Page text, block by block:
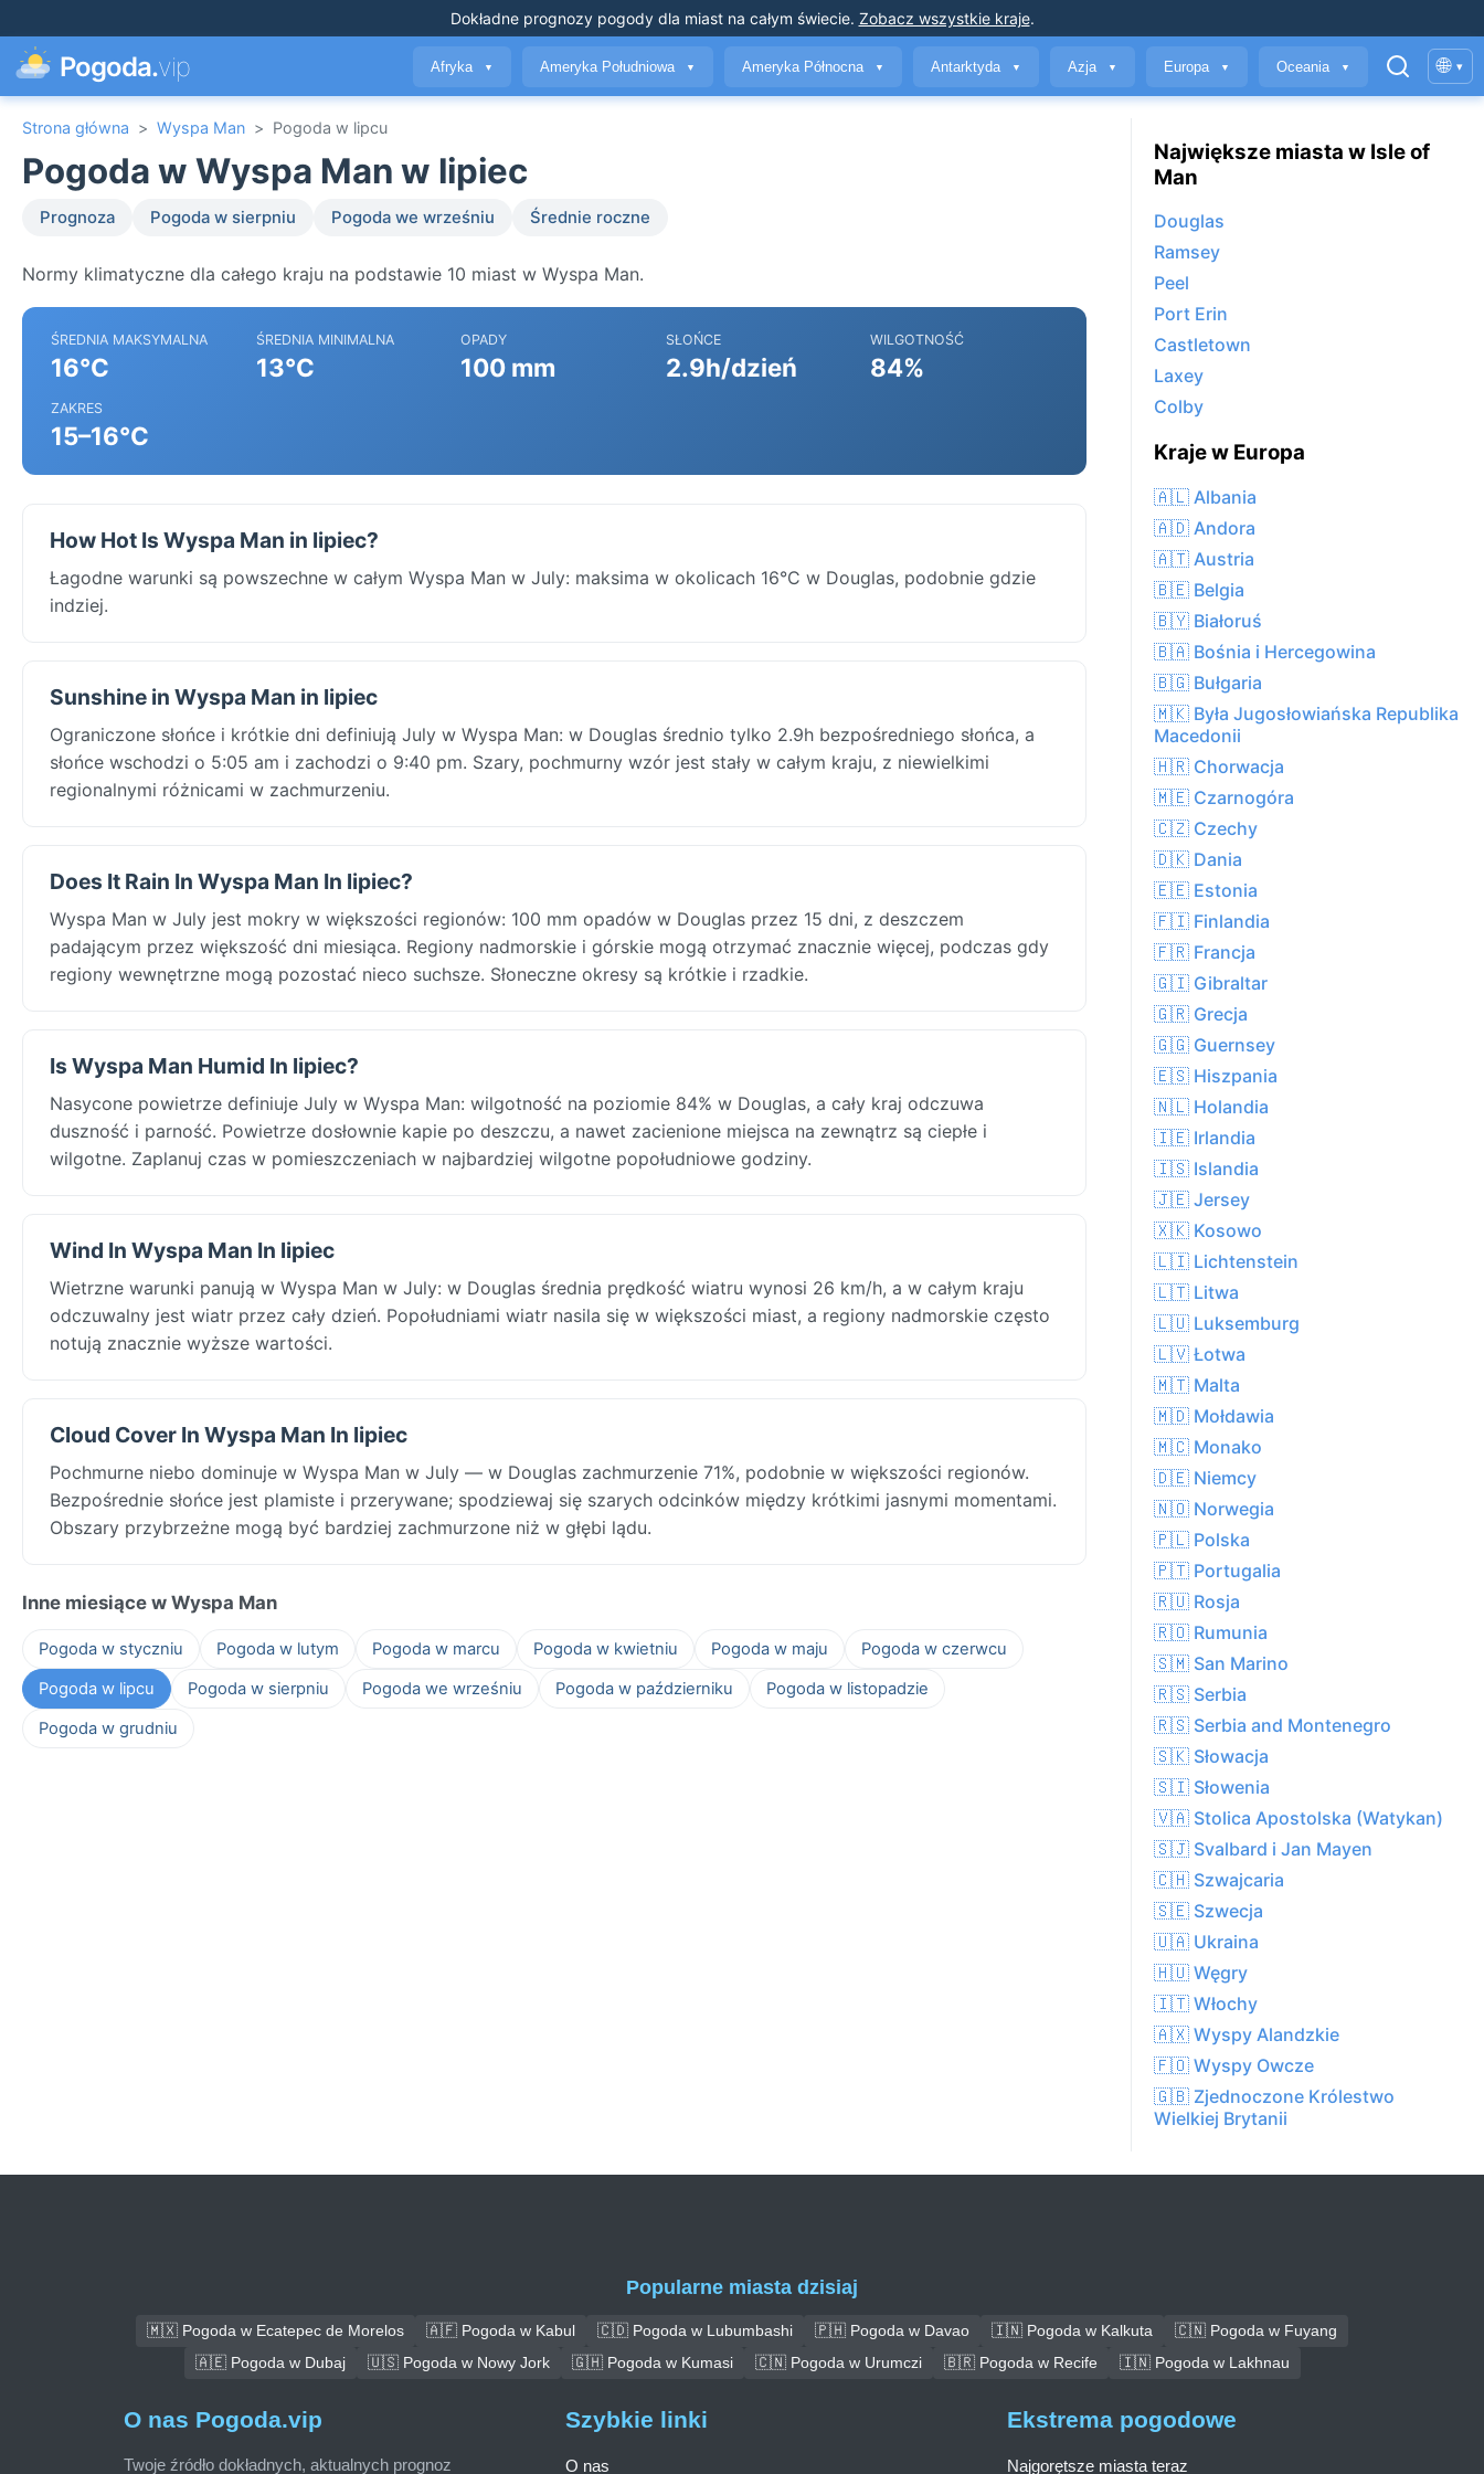
Dokładne prognozy pogodydla miast na całym świecie. Zobacz wszystkie kraje.
Pogoda.vip Afryka ▼ Ameryka Południowa ▼ Ameryka Północna ▼ Antarktyda ▼ Azja ▼ Europa ▼ Oceania ▼ 🌐 ▾
Strona główna > Wyspa Man > Pogoda w lipcu
Pogoda w Wyspa Man w lipiec
Prognoza Pogoda w sierpniu Pogoda we wrześniu Średnie roczne
Normy klimatyczne dla całego kraju na podstawie 10 miast w Wyspa Man.
ŚREDNIA MAKSYMALNA
16°C
ŚREDNIA MINIMALNA
13°C
OPADY
100 mm
SŁOŃCE
2.9h/dzień
WILGOTNOŚĆ
84%
ZAKRES
15–16°C
How Hot Is Wyspa Man in lipiec?
Łagodne warunki są powszechne w całym Wyspa Man w July: maksima w okolicach 16°C w Douglas, podobnie gdzie
indziej.
Sunshine in Wyspa Man in lipiec
Ograniczone słońce i krótkie dni definiują July w Wyspa Man: w Douglas średnio tylko 2.9h bezpośredniego słońca, a
słońce wschodzi o 5:05 am i zachodzi o 9:40 pm. Szary, pochmurny wzór jest stały w całym kraju, z niewielkimi
regionalnymi różnicami w zachmurzeniu.
Does It Rain In Wyspa Man In lipiec?
Wyspa Man w July jest mokry w większości regionów: 100 mm opadów w Douglas przez 15 dni, z deszczem
padającym przez większość dni miesiąca. Regiony nadmorskie i górskie mogą otrzymać znacznie więcej, podczas gdy
regiony wewnętrzne mogą pozostać nieco suchsze. Słoneczne okresy są krótkie i rzadkie.
Is Wyspa Man Humid In lipiec?
Nasycone powietrze definiuje July w Wyspa Man: wilgotność na poziomie 84% w Douglas, a cały kraj odczuwa
duszność i parność. Powietrze dosłownie kapie po deszczu, a nawet zacienione miejsca na zewnątrz są ciepłe i
wilgotne. Zaplanuj czas w pomieszczeniach w najbardziej wilgotne popołudniowe godziny.
Wind In Wyspa Man In lipiec
Wietrzne warunki panują w Wyspa Man w July: w Douglas średnia prędkość wiatru wynosi 26 km/h, a w całym kraju
odczuwalny jest wiatr przez cały dzień. Popołudniami wiatr nasila się w większości miast, a regiony nadmorskie często
notują znacznie wyższe wartości.
Cloud Cover In Wyspa Man In lipiec
Pochmurne niebo dominuje w Wyspa Man w July — w Douglas zachmurzenie 71%, podobnie w większości regionów.
Bezpośrednie słońce jest plamiste i przerywane; spodziewaj się szarych odcinków między krótkimi jasnymi momentami.
Obszary przybrzeżne mogą być bardziej zachmurzone niż w głębi lądu.
Inne miesiące w Wyspa Man
Pogoda w styczniu Pogoda w lutym Pogoda w marcu Pogoda w kwietniu Pogoda w maju
Pogoda w czerwcu
Pogoda w lipcu
Pogoda w sierpniu Pogoda we wrześniu Pogoda w październiku
Pogoda w listopadzie
Pogoda w grudniu
Największe miasta w Isle of
Man
Douglas
Ramsey
Peel
Port Erin
Castletown
Laxey
Colby
Kraje w Europa
🇦🇱 Albania
🇦🇩 Andora
🇦🇹 Austria
🇧🇪 Belgia
🇧🇾 Białoruś
🇧🇦 Bośnia i Hercegowina
🇧🇬 Bułgaria
🇲🇰 Była Jugosłowiańska Republika
Macedonii
🇭🇷 Chorwacja
🇲🇪 Czarnogóra
🇨🇿 Czechy
🇩🇰 Dania
🇪🇪 Estonia
🇫🇮 Finlandia
🇫🇷 Francja
🇬🇮 Gibraltar
🇬🇷 Grecja
🇬🇬 Guernsey
🇪🇸 Hiszpania
🇳🇱 Holandia
🇮🇪 Irlandia
🇮🇸 Islandia
🇯🇪 Jersey
🇽🇰 Kosowo
🇱🇮 Lichtenstein
🇱🇹 Litwa
🇱🇺 Luksemburg
🇱🇻 Łotwa
🇲🇹 Malta
🇲🇩 Mołdawia
🇲🇨 Monako
🇩🇪 Niemcy
🇳🇴 Norwegia
🇵🇱 Polska
🇵🇹 Portugalia
🇷🇺 Rosja
🇷🇴 Rumunia
🇸🇲 San Marino
🇷🇸 Serbia
🇷🇸 Serbia and Montenegro
🇸🇰 Słowacja
🇸🇮 Słowenia
🇻🇦 Stolica Apostolska (Watykan)
🇸🇯 Svalbard i Jan Mayen
🇨🇭 Szwajcaria
🇸🇪 Szwecja
🇺🇦 Ukraina
🇭🇺 Węgry
🇮🇹 Włochy
🇦🇽 Wyspy Alandzkie
🇫🇴 Wyspy Owcze
🇬🇧 Zjednoczone Królestwo
Wielkiej Brytanii
Popularne miasta dzisiaj
🇲🇽 Pogoda w Ecatepec de Morelos 🇦🇫 Pogoda w Kabul 🇨🇩 Pogoda w Lubumbashi 🇵🇭 Pogoda w Davao 🇮🇳 Pogoda w Kalkuta
🇨🇳 Pogoda w Fuyang
🇦🇪 Pogoda w Dubaj
🇺🇸 Pogoda w Nowy Jork 🇬🇭 Pogoda w Kumasi 🇨🇳 Pogoda w Urumczi 🇧🇷 Pogoda w Recife 🇮🇳 Pogoda w Lakhnau
O nas Pogoda.vip
Twoje źródło dokładnych, aktualnych prognoz
Szybkie linki
O nas
Ekstrema pogodowe
Najgorętsze miasta teraz